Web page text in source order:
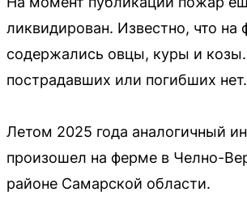
ликвидирован. Известно, что на
содержались овцы, куры и
пострадавших или погибших нет.
Летом 2025 года аналогичный
произошел на ферме в Челно-
районе Самарской области.